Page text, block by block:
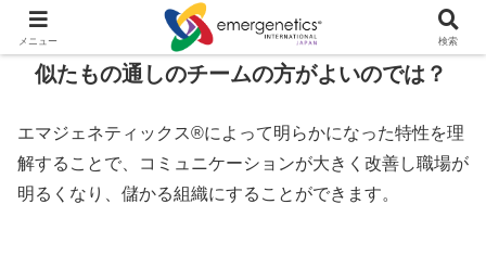
似たもの通しのチームの方がよいのでは？
エマジェネティックス®によって明らかになった特性を理
解することで、コミュニケーションが大きく改善し職場が
明るくなり、儲かる組織にすることができます。
メニュー 検索